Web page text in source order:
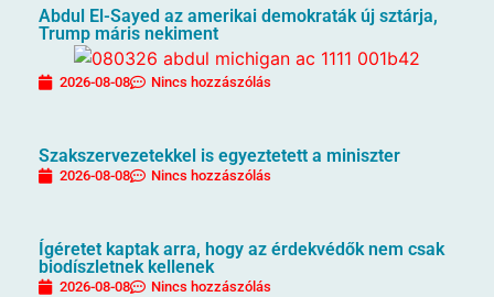
Abdul El-Sayed az amerikai demokraták új sztárja,
Trump máris nekiment
2026-08-08 Nincs hozzászólás
Szakszervezetekkel is egyeztetett a miniszter
2026-08-08 Nincs hozzászólás
Ígéretet kaptak arra, hogy az érdekvédők nem csak
biodíszletnek kellenek
2026-08-08 Nincs hozzászólás